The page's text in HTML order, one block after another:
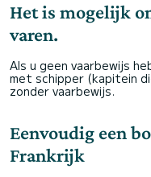
Het is mogelijk
varen.
Als u geen vaarbewijs
met schipper (kapitein
zonder vaarbewijs.
Eenvoudig een
Frankrijk